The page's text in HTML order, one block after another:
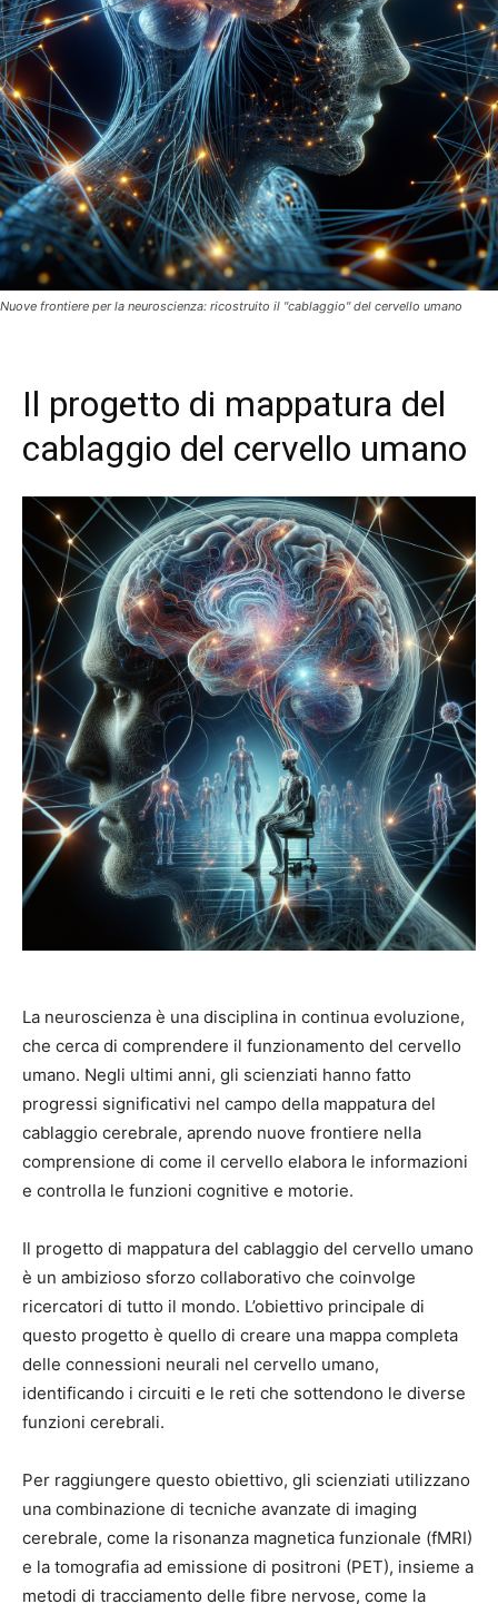
Nuove frontiere per la neuroscienza: ricostruito il "cablaggio" del cervello umano
Il progetto di mappatura del
cablaggio del cervello umano
La neuroscienza è una disciplina in continua evoluzione,
che cerca di comprendere il funzionamento del cervello
umano. Negli ultimi anni, gli scienziati hanno fatto
progressi significativi nel campo della mappatura del
cablaggio cerebrale, aprendo nuove frontiere nella
comprensione di come il cervello elabora le informazioni
e controlla le funzioni cognitive e motorie.
Il progetto di mappatura del cablaggio del cervello umano
è un ambizioso sforzo collaborativo che coinvolge
ricercatori di tutto il mondo. L’obiettivo principale di
questo progetto è quello di creare una mappa completa
delle connessioni neurali nel cervello umano,
identificando i circuiti e le reti che sottendono le diverse
funzioni cerebrali.
Per raggiungere questo obiettivo, gli scienziati utilizzano
una combinazione di tecniche avanzate di imaging
cerebrale, come la risonanza magnetica funzionale (fMRI)
e la tomografia ad emissione di positroni (PET), insieme a
metodi di tracciamento delle fibre nervose, come la